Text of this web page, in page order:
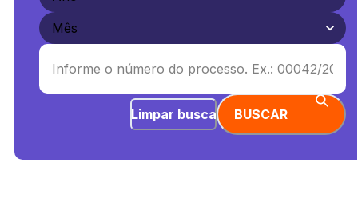
Limpar busca BUSCAR